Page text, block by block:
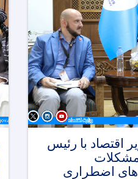
اقتصاد با رئیس
مشکلات
اضطراری